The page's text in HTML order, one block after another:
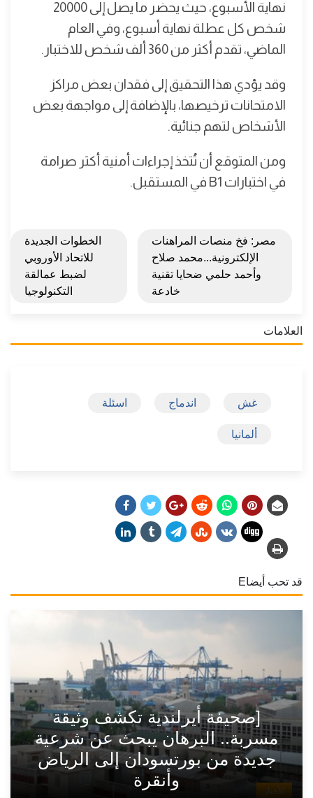
نهاية الأسبوع، حيث يحضر ما يصل إلى 20000
شخص كل عطلة نهاية أسبوع، وفي العام
الماضي، تقدم أكثر من 360 ألف شخص للاختبار.
وقد يؤدي هذا التحقيق إلى فقدان بعض مراكز
الامتحانات ترخيصها، بالإضافة إلى مواجهة بعض
الأشخاص لتهم جنائية.
ومن المتوقع أن تُتخذ إجراءات أمنية أكثر صرامة
في اختبارات B1 في المستقبل.
مصر: فخ منصات المراهنات
الإلكترونية...محمد صلاح
وأحمد حلمي ضحايا تقنية
خادعة
الخطوات الجديدة
للاتحاد الأوروبي
لضبط عمالقة
التكنولوجيا
العلامات
غش اندماج اسئلة
ألمانيا
قد تحب أيضاE
الأخبار
[صحيفة أيرلندية تكشف وثيقة
مسربة.. البرهان يبحث عن شرعية
جديدة من بورتسودان إلى الرياض
وأنقرة